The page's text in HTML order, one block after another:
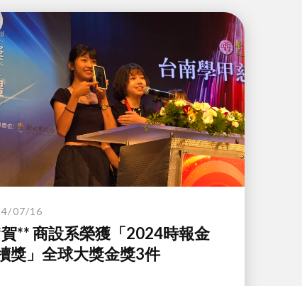
07/16
** 商設系榮獲「2024時報金
獎」全球大獎金獎3件